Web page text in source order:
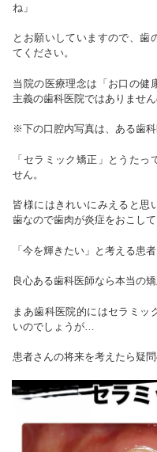
ね」
とお願いしていますので、歯
てください。
当院の医療理念は「お口の健
主義の歯科医院ではありませ
※下の口腔内写真は、ある歯科
「セラミック矯正」とうた
せん。
皆様にはきれいにみえると思
歯なので歯肉が炎症をおこして
「今を輝きたい」と考える患
良心ある歯科医師なら本当の
まあ歯科医院的にはセラミッ
いのでしょうが…
患者さんの将来を考えたら疑